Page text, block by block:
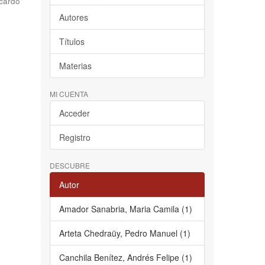
Autores
Títulos
Materias
MI CUENTA
Acceder
Registro
DESCUBRE
Autor
Amador Sanabria, Maria Camila (1)
Arteta Chedraüy, Pedro Manuel (1)
Canchila Benítez, Andrés Felipe (1)